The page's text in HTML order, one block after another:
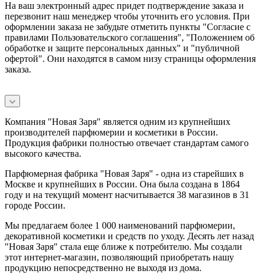
На ваш электронный адрес придет подтверждение заказа и
перезвонит наш менеджер чтобы уточнить его условия. При
оформлении заказа не забудьте отметить пункты "Согласие с
правилами Пользовательского соглашения", "Положением об
обработке и защите персональных данных" и "публичной
офертой". Они находятся в самом низу страницы оформления
заказа.
Компания "Новая Заря" является одним из крупнейших
производителей парфюмерии и косметики в России.
Продукция фабрики полностью отвечает стандартам самого
высокого качества.
Парфюмерная фабрика "Новая Заря" - одна из старейших в
Москве и крупнейших в России. Она была создана в 1864
году и на текущий момент насчитывается 38 магазинов в 31
городе России.
Мы предлагаем более 1 000 наименований парфюмерии,
декоративной косметики и средств по уходу. Десять лет назад
"Новая Заря" стала еще ближе к потребителю. Мы создали
этот интернет-магазин, позволяющий приобретать нашу
продукцию непосредственно не выходя из дома.